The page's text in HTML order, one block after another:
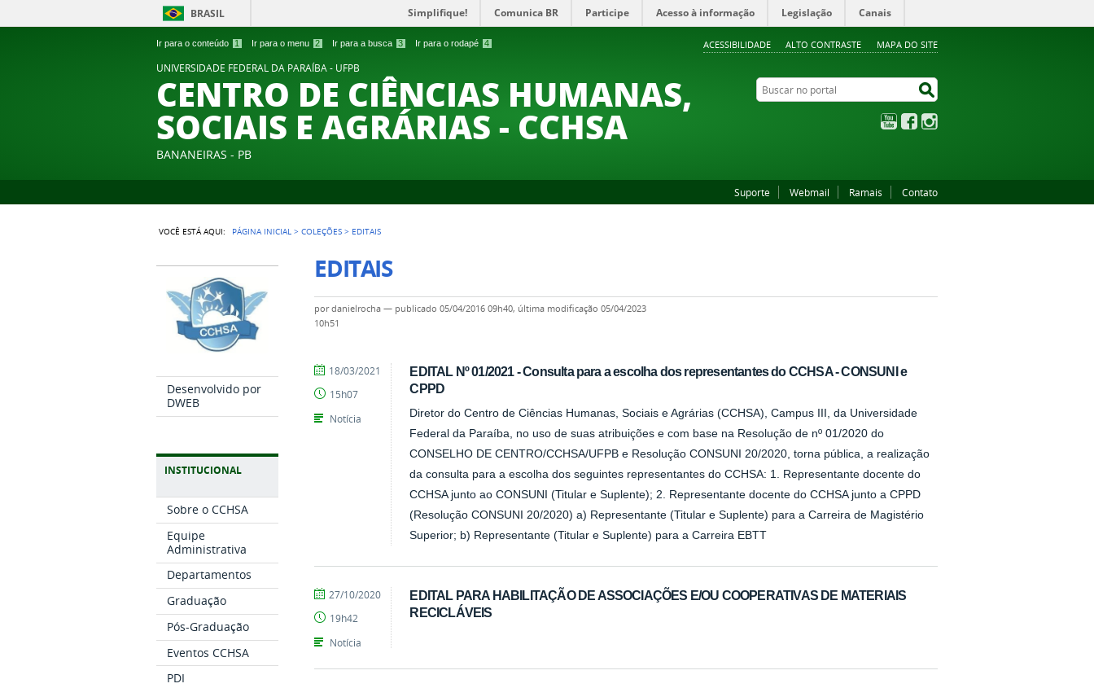
Ir para o conteúdo 1 Ir para o menu 2 Ir para a busca 3 Ir para o rodapé 4 ACESSIBILIDADE ALTO CONTRASTE MAPA DO SITE
BRASIL Simplifique! Comunica BR Participe Acesso à informação Legislação Canais
UNIVERSIDADE FEDERAL DA PARAÍBA - UFPB
CENTRO DE CIÊNCIAS HUMANAS,
SOCIAIS E AGRÁRIAS - CCHSA
BANANEIRAS - PB
Buscar no portal
YouTubeFacebook
Suporte Webmail Ramais Contato
VOCÊ ESTÁ AQUI: PÁGINA INICIAL >COLEÇÕES > EDITAIS
Desenvolvido por
DWEB
INSTITUCIONAL
Sobre o CCHSA
Equipe
Administrativa
Departamentos
Graduação
Pós-Graduação
Eventos CCHSA
PDI
EDITAIS
pordanielrocha — publicado 05/04/2016 09h40, última modificação 05/04/2023
10h51
EDITAL Nº 01/2021 - Consulta para a escolha dos representantes do CCHSA - CONSUNI e
CPPD
Diretor do Centro de Ciências Humanas, Sociais e Agrárias (CCHSA), Campus III, da Universidade
Federal da Paraíba, no uso de suas atribuições e com base na Resolução de nº 01/2020 do
CONSELHO DE CENTRO/CCHSA/UFPB e Resolução CONSUNI 20/2020, torna pública, a realização
da consulta para a escolha dos seguintes representantes do CCHSA: 1. Representante docente do
CCHSA junto ao CONSUNI (Titular e Suplente); 2. Representante docente do CCHSA junto a CPPD
(Resolução CONSUNI 20/2020) a) Representante (Titular e Suplente) para a Carreira de Magistério
Superior; b) Representante (Titular e Suplente) para a Carreira EBTT
por
publicado
18/03/2021
15h07
Notícia
EDITAL PARA HABILITAÇÃO DE ASSOCIAÇÕES E/OU COOPERATIVAS DE MATERIAIS
RECICLÁVEIS
por
publicado
27/10/2020
19h42
Notícia